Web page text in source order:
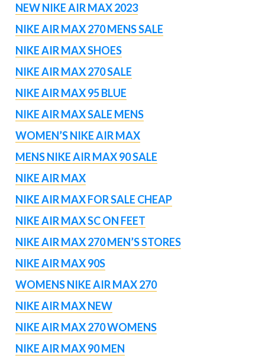
NEW NIKE AIR MAX 2023
NIKE AIR MAX 270 MENS SALE
NIKE AIR MAX SHOES
NIKE AIR MAX 270 SALE
NIKE AIR MAX 95 BLUE
NIKE AIR MAX SALE MENS
WOMEN’S NIKE AIR MAX
MENS NIKE AIR MAX 90 SALE
NIKE AIR MAX
NIKE AIR MAX FOR SALE CHEAP
NIKE AIR MAX SC ON FEET
NIKE AIR MAX 270 MEN’S STORES
NIKE AIR MAX 90S
WOMENS NIKE AIR MAX 270
NIKE AIR MAX NEW
NIKE AIR MAX 270 WOMENS
NIKE AIR MAX 90 MEN